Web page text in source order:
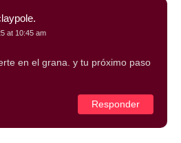
at 10:45 am
en el grana. y tu próximo paso
Responder